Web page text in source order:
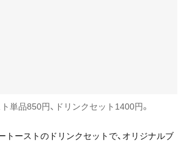
単品850円、ドリンクセット1400円。
トーストのドリンクセットで、オリジナルブ